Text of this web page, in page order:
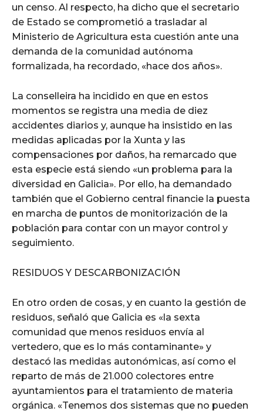
un censo. Al respecto, ha dicho que el secretario
de Estado se comprometió a trasladar al
Ministerio de Agricultura esta cuestión ante una
demanda de la comunidad autónoma
formalizada, ha recordado, «hace dos años».
La conselleira ha incidido en que en estos
momentos se registra una media de diez
accidentes diarios y, aunque ha insistido en las
medidas aplicadas por la Xunta y las
compensaciones por daños, ha remarcado que
esta especie está siendo «un problema para la
diversidad en Galicia». Por ello, ha demandado
también que el Gobierno central financie la puesta
en marcha de puntos de monitorización de la
población para contar con un mayor control y
seguimiento.
RESIDUOS Y DESCARBONIZACIÓN
En otro orden de cosas, y en cuanto la gestión de
residuos, señaló que Galicia es «la sexta
comunidad que menos residuos envía al
vertedero, que es lo más contaminante» y
destacó las medidas autonómicas, así como el
reparto de más de 21.000 colectores entre
ayuntamientos para el tratamiento de materia
orgánica. «Tenemos dos sistemas que no pueden